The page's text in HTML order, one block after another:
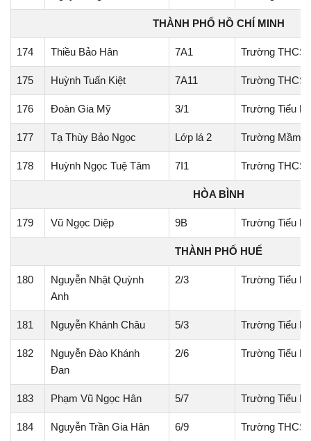
THÀNH PHỐ HỒ CHÍ MINH
174 Thiều Bảo Hân 7A1 Trường THCS
175 Huỳnh Tuấn Kiệt 7A11 Trường THCS
176 Đoàn Gia Mỹ 3/1 Trường Tiểu
177 Tạ Thùy Bảo Ngọc Lớp lá 2 Trường Mầm
178 Huỳnh Ngọc Tuệ Tâm 7I1 Trường THCS
HÒA BÌNH
179 Vũ Ngọc Diệp 9B Trường Tiểu
THÀNH PHỐ HUẾ
180
Nguyễn Nhật Quỳnh
Anh
2/3 Trường Tiểu
181 Nguyễn Khánh Châu 5/3 Trường Tiểu
182
Nguyễn Đào Khánh
Đan
2/6 Trường Tiểu
183 Phạm Vũ Ngọc Hân 5/7 Trường Tiểu
184 Nguyễn Trần Gia Hân 6/9 Trường THCS